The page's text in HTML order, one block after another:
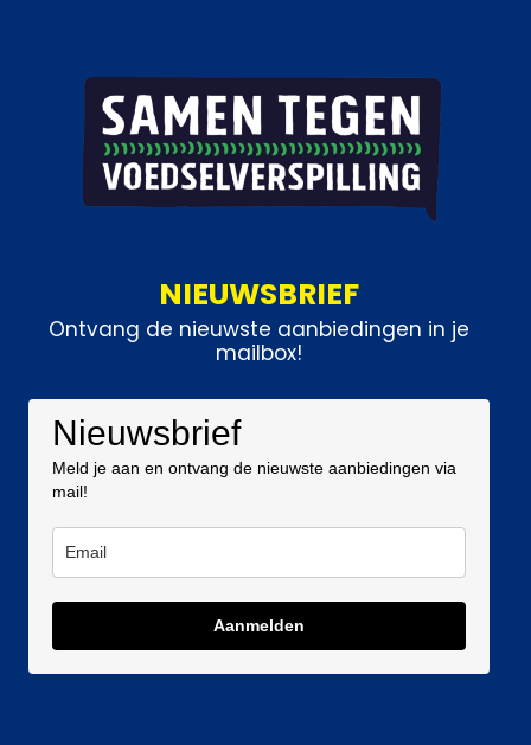
NIEUWSBRIEF
Ontvang de nieuwste aanbiedingen in je
mailbox!
Nieuwsbrief
Meld je aan en ontvang de nieuwste aanbiedingen via
mail!
Aanmelden